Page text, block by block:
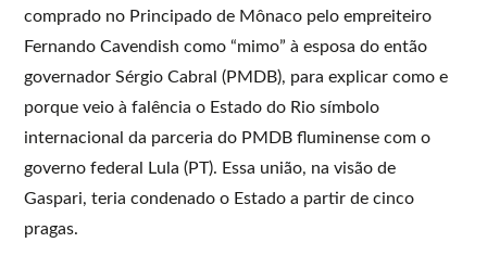
comprado no Principado de Mônaco pelo empreiteiro
Fernando Cavendish como “mimo” à esposa do então
governador Sérgio Cabral (PMDB), para explicar como e
porque veio à falência o Estado do Rio símbolo
internacional da parceria do PMDB fluminense com o
governo federal Lula (PT). Essa união, na visão de
Gaspari, teria condenado o Estado a partir de cinco
pragas.